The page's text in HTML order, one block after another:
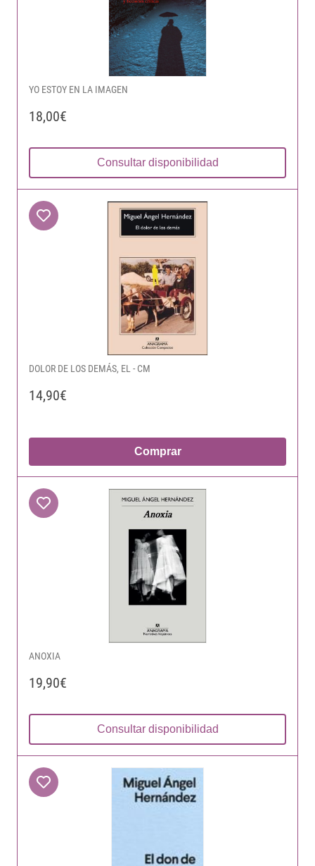
YO ESTOY EN LA IMAGEN
18,00€
Consultar disponibilidad
DOLOR DE LOS DEMÁS, EL - CM
14,90€
Comprar
ANOXIA
19,90€
Consultar disponibilidad